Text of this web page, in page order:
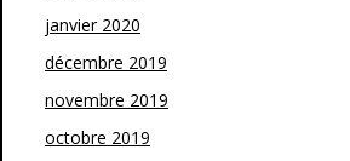
janvier 2020
décembre 2019
novembre 2019
octobre 2019